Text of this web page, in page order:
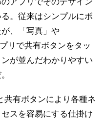
。従来はシンプルにボ
、「写真」や
リで共有ボタンをタッ
が並んだわかりやすい
共有ボタンにより各種ネ
スを容易にする仕掛け